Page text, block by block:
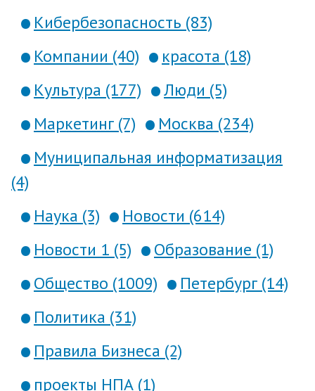
Кибербезопасность (83)
Компании (40)
красота (18)
Культура (177)
Люди (5)
Маркетинг (7)
Москва (234)
Муниципальная информатизация
(4)
Наука (3)
Новости (614)
Новости 1 (5)
Образование (1)
Общество (1009)
Петербург (14)
Политика (31)
Правила Бизнеса (2)
проекты НПА (1)